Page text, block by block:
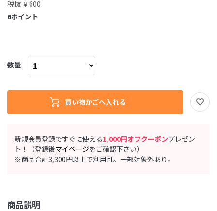
新規会員登録ですぐに使える1,000円オフクーポンプレゼン
ト！（登録後マイページをご確認下さい）
※商品合計3,300円以上で利用可。一部対象外あり。
商品説明
税抜 ￥600
ポイント
6
数量